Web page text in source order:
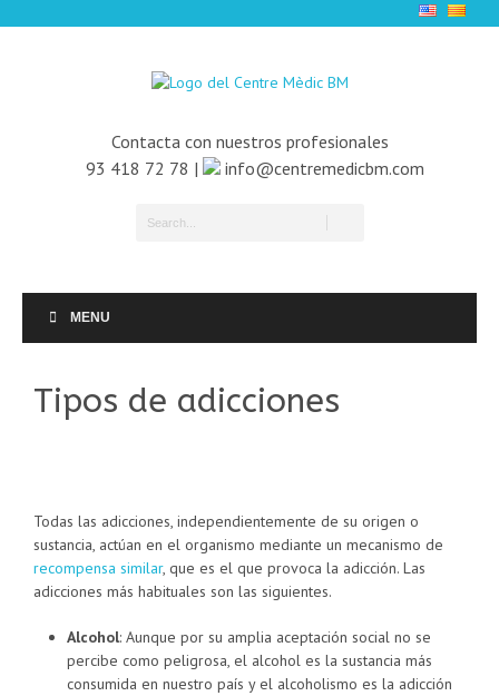
Contacta con nuestros profesionales
93 418 72 78 |
info@centremedicbm.com
MENU
Tipos de adicciones
Todas las adicciones, independientemente de su origen o
sustancia, actúan en el organismo mediante un mecanismo de
recompensa similar, que es el que provoca la adicción. Las
adicciones más habituales son las siguientes.
Alcohol: Aunque por su amplia aceptación social no se
percibe como peligrosa, el alcohol es la sustancia más
consumida en nuestro país y el alcoholismo es la adicción